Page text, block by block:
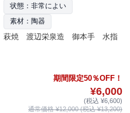
状態：非常によい
素材：陶器
萩焼 渡辺栄泉造 御本手 水指
期間限定50％OFF！
¥6,000
(税込 ¥6,600)
通常価格 ¥12,000 (税込 ¥13,200)